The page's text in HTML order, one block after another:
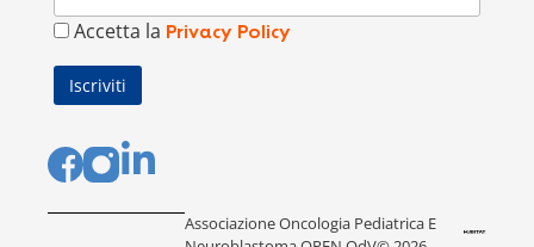
Accetta la Privacy Policy
Associazione Oncologia Pediatrica E